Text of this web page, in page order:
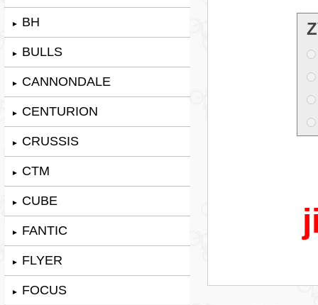
► BH
► BULLS
► CANNONDALE
► CENTURION
► CRUSSIS
► CTM
► CUBE
► FANTIC
► FLYER
► FOCUS